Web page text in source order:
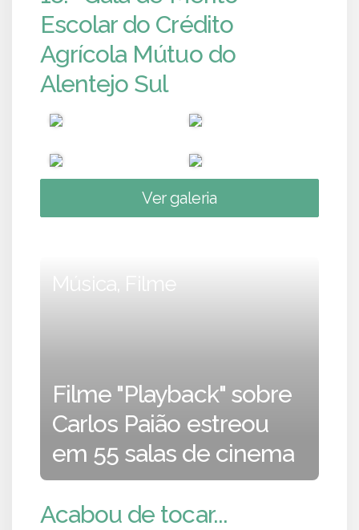
Escolar do Crédito
Agrícola Mútuo do
Alentejo Sul
Ver galeria
Música, Filme
Filme "Playback" sobre
Carlos Paião estreou
em 55 salas de cinema
Acabou de tocar...